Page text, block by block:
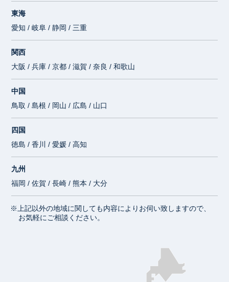
東海
愛知 / 岐阜 / 静岡 / 三重
関西
大阪 / 兵庫 / 京都 / 滋賀 / 奈良 / 和歌山
中国
鳥取 / 島根 / 岡山 / 広島 / 山口
四国
徳島 / 香川 / 愛媛 / 高知
九州
福岡 / 佐賀 / 長崎 / 熊本 / 大分
※上記以外の地域に関しても内容によりお伺い致しますので、
お気軽にご相談ください。